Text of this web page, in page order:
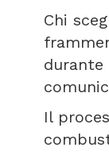
Chi
durante
Il